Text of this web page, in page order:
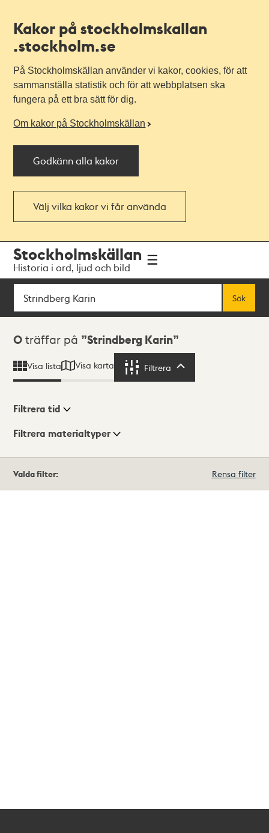
Kakor på stockholmskallan
.stockholm.se
På Stockholmskällan använder vi kakor, cookies, för att
sammanställa statistik och för att webbplatsen ska
fungera på ett bra sätt för dig.
Om kakor på Stockholmskällan
Godkänn alla kakor
Välj vilka kakor vi får använda
navigationen
huvudinnehållet
Stockholmskällan
Historia i ord, ljud och bild
Sök
Sök
Sökresultat
0 träffar på Strindberg Karin
Visa lista Visa karta Filtrera
Visningsläge
Filtrera tid
Filtrera materialtyper
träffar
Valda filter: Rensa filter